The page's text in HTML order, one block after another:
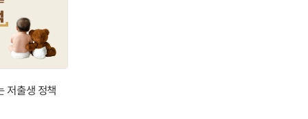
저출생 정책